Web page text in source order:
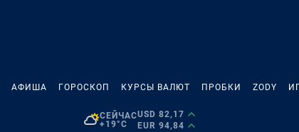
АФИША ГОРОСКОП КУРСЫ ВАЛЮТ ПРОБКИ ZODY
СЕЙЧАС
+19°C
USD 82,17
EUR 94,84